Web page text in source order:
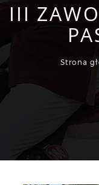
III
Strona